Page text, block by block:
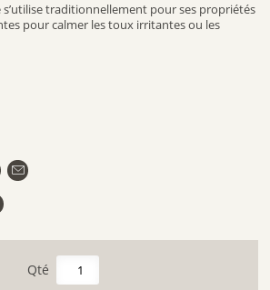
s’utilise traditionnellement pour ses propriétés
pour calmer les toux irritantes ou les
quantité
de